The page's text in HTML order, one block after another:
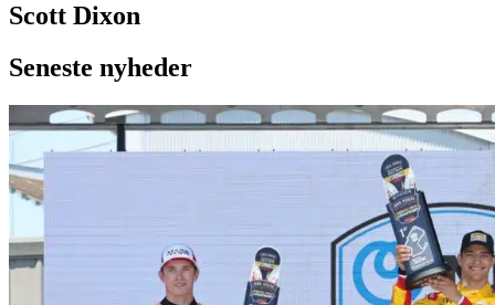
Scott Dixon
Seneste nyheder